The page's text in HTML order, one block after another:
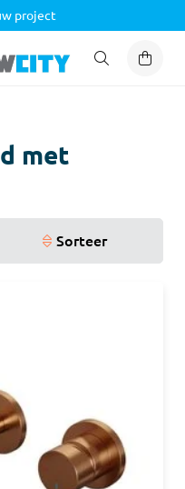
project
met
Sorteer